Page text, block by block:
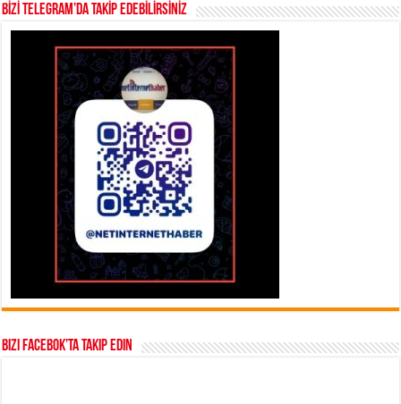
BİZİ TELEGRAM’DA TAKİP EDEBİLİRSİNİZ
Bizi Facebok’ta takip edin